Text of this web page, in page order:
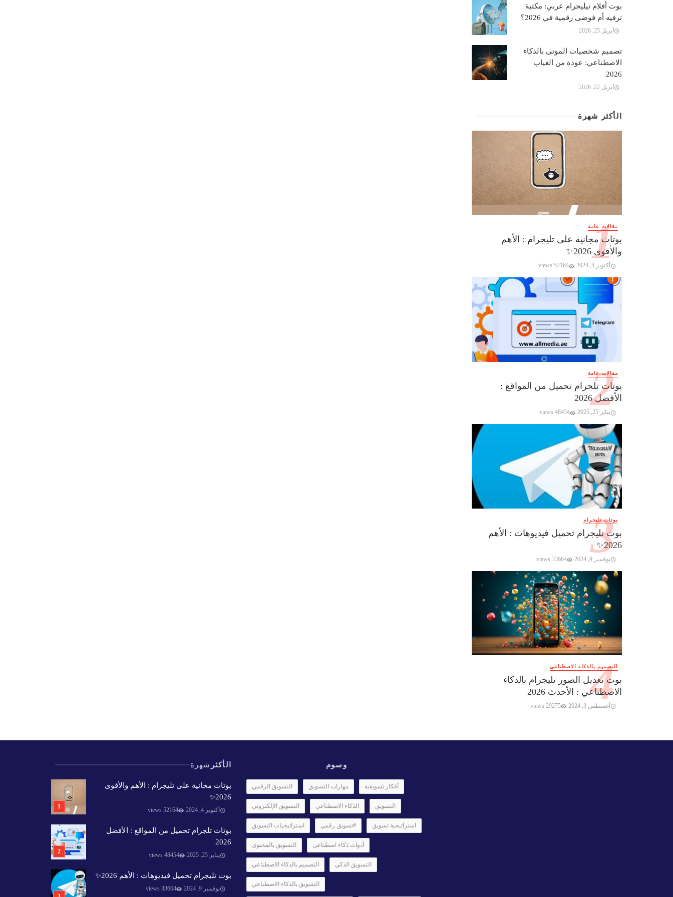
بوت أفلام تيليجرام عربي: مكتبة
ترفيه أم فوضى رقمية في 2026؟
أبريل 25, 2026
تصميم شخصيات الموتى بالذكاء
الاصطناعي: عودة من الغياب
2026
أبريل 22, 2026
الأكثر شهرة
مقالات عامة
بوتات مجانية على تليجرام : الأهم
والأقوى 2026✨️
أكتوبر 4, 2024 52164 views
مقالات عامة
بوتات تلجرام تحميل من المواقع :
الأفضل 2026
يناير 25, 2025 48454 views
بوتات تليجرام
بوت تليجرام تحميل فيديوهات : الأهم
2026✨️
نوفمبر 9, 2024 33664 views
التصميم بالذكاء الاصطناعي
بوت تعديل الصور تليجرام بالذكاء
الاصطناعي : الأحدث 2026
أغسطس 3, 2024 29275 views
الأكثر شهرة
بوتات مجانية على تليجرام : الأهم والأقوى
2026✨️
أكتوبر 4, 2024 52164 views
بوتات تلجرام تحميل من المواقع : الأفضل
2026
يناير 25, 2025 48454 views
بوت تليجرام تحميل فيديوهات : الأهم 2026✨️
نوفمبر 9, 2024 33664 views
وسوم
التسويق الرقمي مهارات التسويق أفكار تسويقية
التسويق الإلكتروني الذكاء الاصطناعي التسويق
استراتيجيات التسويق #تسويق رقمي استراتيجية تسويق
التسويق بالمحتوى أدوات ذكاء اصطناعي
التصميم بالذكاء الاصطناعي التسويق الذكي
التسويق بالذكاء الاصطناعي